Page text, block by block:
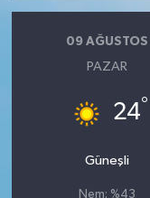
09 AĞUSTOS
PAZAR
24°
Güneşli
Nem: %43